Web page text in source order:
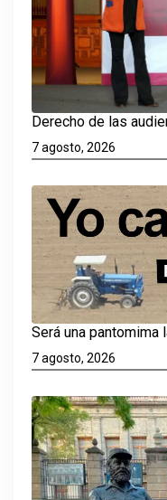
Derecho de las
7 agosto, 2026
Será una pantomima
7 agosto, 2026